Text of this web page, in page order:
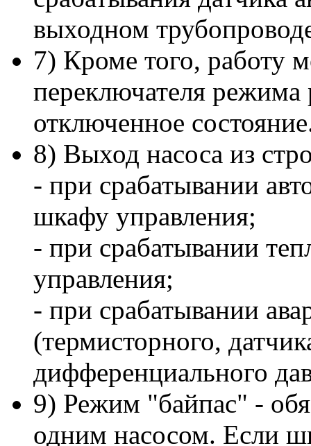
выходном
7) Кроме того, работу
переключателя
отключенное
8) Выход насоса из
- при срабатывании
шкафу управления;
- при срабатывании
управления;
- при срабатывании
(термисторного,
дифференциального
9) Режим "байпас" -
одним насосом. Если